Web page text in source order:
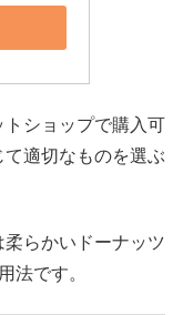
ショップで購入可
適切なものを選ぶ
らかいドーナッツ
法です。